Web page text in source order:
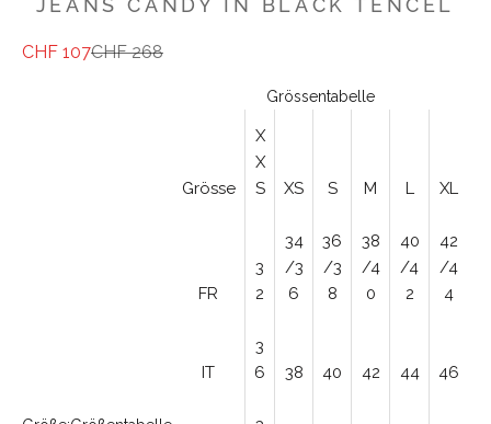
JEANS CANDY IN BLACK TENCEL
Angebot
CHF 107
Regulärer Preis
CHF 268
Grössentabelle
Grösse
X
X
S
XS S M L XL
FR
3
2
34
/3
6
36
/3
8
38
/4
0
40
/4
2
42
/4
4
IT
3
6
38 40 42 44 46